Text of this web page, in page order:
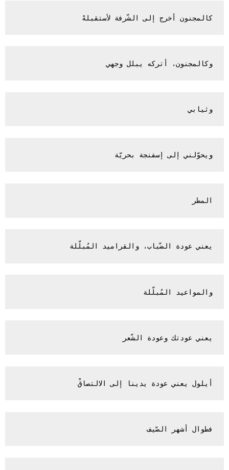
كالمجنون أخرج إلى الشّرفة لأستقبلهْ
وكالمجنون، أتركه يبلل وجهي
وثيابي
ويحوّلني إلى إسفنجة بحريّة
المطر
يعني عودة الضّباب، والقراميد المُبلّلة
والمواعيد المُبلّلة
يعني عودتك وعودة الشّعر
أيلول يعني عودة يدينا إلى الالتصاقْ
فطوال أشهر الصّيف